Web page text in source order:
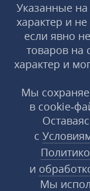
Указанные
характер и
если явно
товаров на
характер и
Мы
в
с
и
Мы